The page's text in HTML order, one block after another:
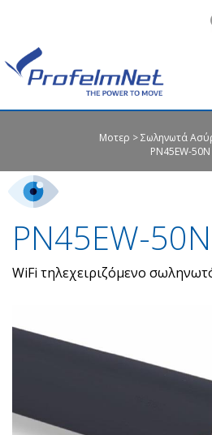
Μοτερ
Σωληνωτά
PN45EW-50Ν
PN45EW-50Ν
WiFi τηλεχειριζόμενο